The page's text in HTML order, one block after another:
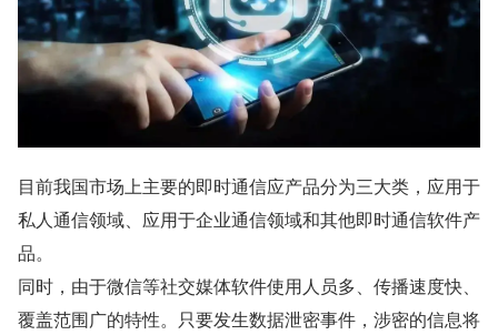
目前我国市场上主要的即时通信应产品分为三大类，应用于
私人通信领域、应用于企业通信领域和其他即时通信软件产
品。
同时，由于微信等社交媒体软件使用人员多、传播速度快、
覆盖范围广的特性。只要发生数据泄密事件，涉密的信息将